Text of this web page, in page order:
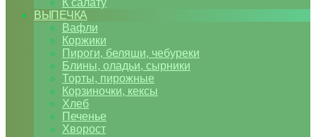
К салату
ВЫПЕЧКА
Вафли
Коржики
Пироги, беляши, чебуреки
Блины, оладьи, сырники
Торты, пирожные
Корзиночки, кексы
Хлеб
Печенье
Хворост